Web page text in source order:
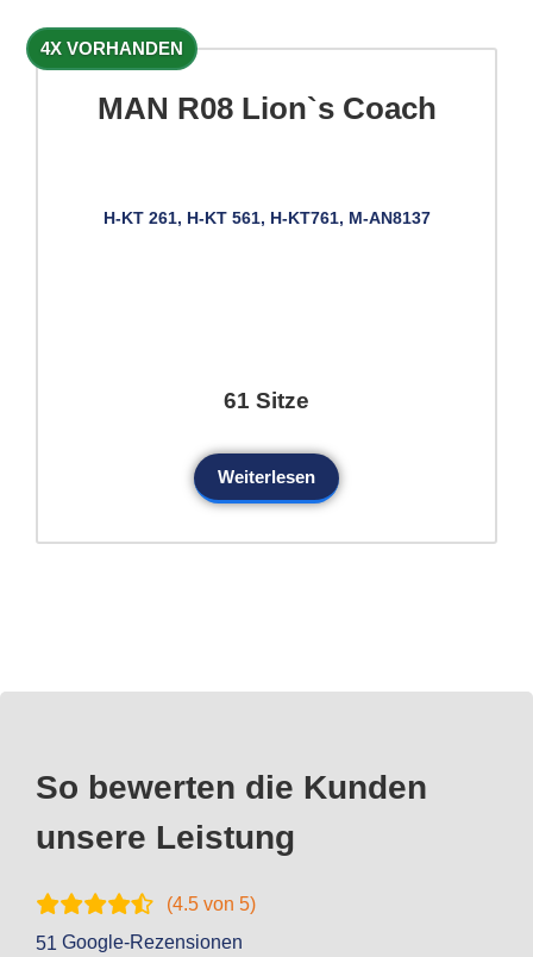
4X VORHANDEN
MAN R08 Lion`s Coach
H-KT 261, H-KT 561, H-KT761, M-AN8137
61 Sitze
Weiterlesen
So bewerten die Kunden
unsere Leistung
(4.5 von 5)
51 Google-Rezensionen